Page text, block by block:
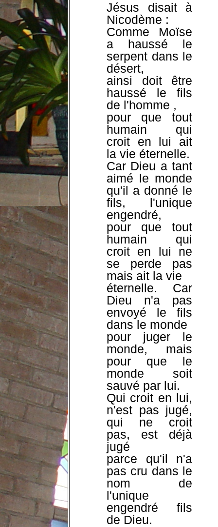
Jésus disait à
Nicodème :
Comme Moïse
a haussé le
serpent dans le
désert,
ainsi doit être
haussé le fils
de l'homme ,
pour que tout
humain qui
croit en lui ait
la vie éternelle.
Car Dieu a tant
aimé le monde
qu'il a donné le
fils, l'unique
engendré,
pour que tout
humain qui
croit en lui ne
se perde pas
mais ait la vie
éternelle. Car
Dieu n'a pas
envoyé le fils
dans le monde
pour juger le
monde, mais
pour que le
monde soit
sauvé par lui.
Qui croit en lui,
n'est pas jugé,
qui ne croit
pas, est déjà
jugé
parce qu'il n'a
pas cru dans le
nom de
l'unique
engendré fils
de Dieu.